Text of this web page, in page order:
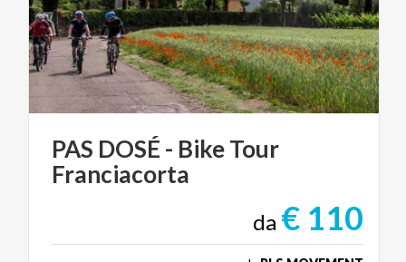
PAS DOSÉ - BikeTour
Franciacorta
da € 110